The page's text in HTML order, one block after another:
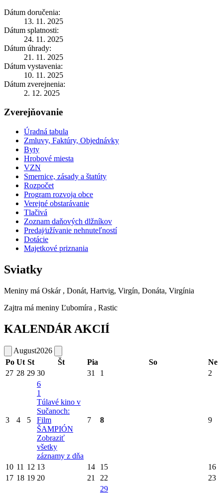
Dátum doručenia:
13. 11. 2025
Dátum splatnosti:
24. 11. 2025
Dátum úhrady:
21. 11. 2025
Dátum vystavenia:
10. 11. 2025
Dátum zverejnenia:
2. 12. 2025
Zverejňovanie
Úradná tabula
Zmluvy, Faktúry, Objednávky
Byty
Hrobové miesta
VZN
Smernice, zásady a štatúty
Rozpočet
Program rozvoja obce
Verejné obstarávanie
Tlačivá
Zoznam daňových dlžníkov
Predaj⁄užívanie nehnuteľností
Dotácie
Majetkové priznania
Sviatky
Meniny má Oskár , Donát, Hartvig, Virgín, Donáta, Virgínia
Zajtra má meniny Ľubomíra , Rastic
KALENDÁR AKCIÍ
August2026
Po Ut St Št Pia So
Ne
27 28 29 30 31 1 2
3 4 5
6
1
Túlavé kino v
Sučanoch:
Film
ŠAMPIÓN
Zobraziť
všetky
záznamy z dňa
7 8 9
10 11 12 13 14 15
16
17 18 19 20 21 22
23
29